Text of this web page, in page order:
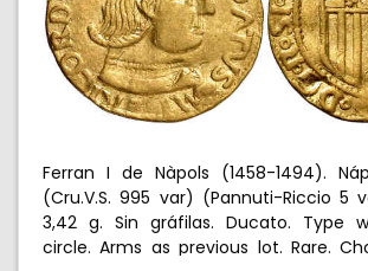
Ferran I de Nàpols (1458-1494).
(Cru.V.S. 995 var) (Pannuti-Riccio 5
3,42 g. Sin gráfilas. Ducato. Type
circle. Arms as previous lot. Rare.